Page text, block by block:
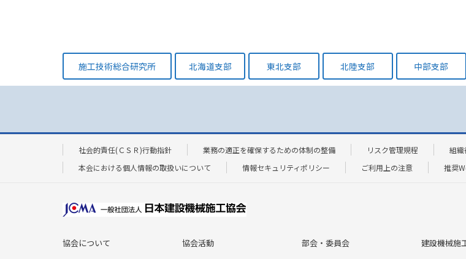
施工技術総合研究所 北海道支部 東北支部 北陸支部 中部支部
社会的責任(ＣＳＲ)行動指針 業務の適正を確保するための体制の整備 リスク管理規程 組織
本会における個人情報の取扱いについて
情報セキュリティポリシー ご利用上の注意 推奨
協会について 協会活動 部会・委員会 建設機械施